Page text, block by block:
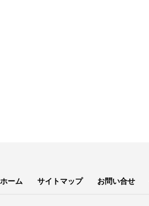
ホーム サイトマップ お問い合せ